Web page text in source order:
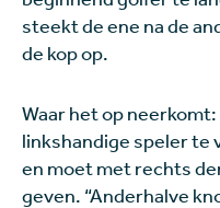
steekt de ene na de
de kop op.
Waar het op neerkomt:
linkshandige speler te
en moet met rechts
geven. “Anderhalve